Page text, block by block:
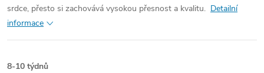
srdce, přesto si zachovává vysokou přesnost a kvalitu. Detailní
informace
8-10 týdnů